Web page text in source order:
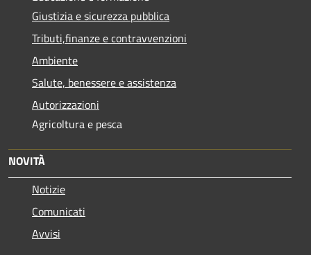
Giustizia e sicurezza pubblica
Tributi,finanze e contravvenzioni
Ambiente
Salute, benessere e assistenza
Autorizzazioni
Agricoltura e pesca
NOVITÀ
Notizie
Comunicati
Avvisi